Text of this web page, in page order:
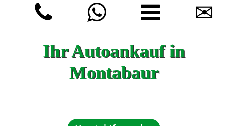
✉
Ihr Autoankauf in
Montabaur